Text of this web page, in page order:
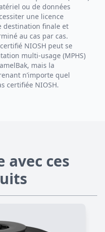
ou de données
une licence
destination finale et
au cas par cas.
NIOSH peut se
multi-usage (MPHS)
mais la
n’importe quel
certifiée NIOSH.
avec ces